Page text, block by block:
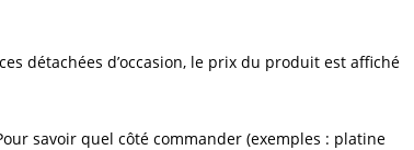
détachées d’occasion, le prix du produit est affiché
savoir quel côté commander (exemples : platine